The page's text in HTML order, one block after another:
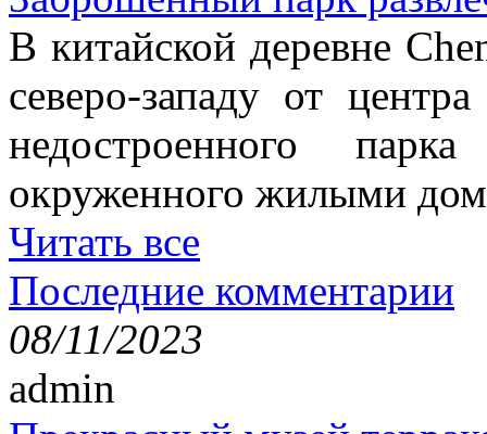
В китайской деревне
северо-западу от
недостроенного
окруженного жилыми
Читать все
Последние комментарии
08/11/2023
admin